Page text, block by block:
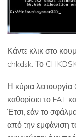
Κάντε κλικ στο
chkdsk. Το CHKDSK
Η κύρια λειτουργία
καθορίσει το FAT
Έτσι, εάν το
από την εμφάνιση